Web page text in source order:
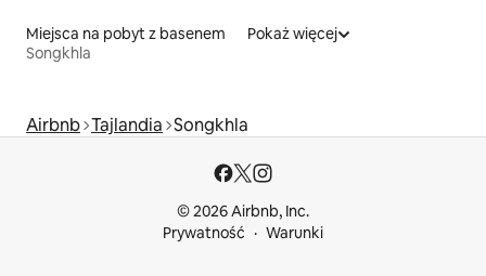
Miejsca na pobyt z basenem
Songkhla
Pokaż więcej
Airbnb Tajlandia Songkhla
© 2026 Airbnb, Inc.
Prywatność
Warunki